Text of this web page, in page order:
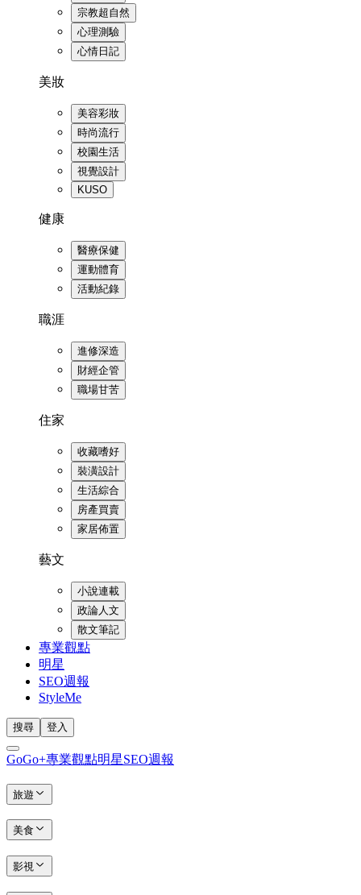
宗教超自然
心理測驗
心情日記
美妝
美容彩妝
時尚流行
校園生活
視覺設計
KUSO
健康
醫療保健
運動體育
活動紀錄
職涯
進修深造
財經企管
職場甘苦
住家
收藏嗜好
裝潢設計
生活綜合
房產買賣
家居佈置
藝文
小說連載
政論人文
散文筆記
專業觀點
明星
SEO週報
StyleMe
搜尋 登入
GoGo+專業觀點明星SEO週報
旅遊
美食
影視